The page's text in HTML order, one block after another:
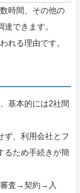
時間、その他の
できます。
れる理由です。
基本的には2社間
ず、利用会社とフ
るため手続きが簡
審査→契約→入